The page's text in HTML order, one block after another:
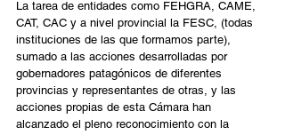
La tarea de entidades como FEHGRA, CAME,
CAT, CAC y a nivel provincial la FESC, (todas
instituciones de las que formamos parte),
sumado a las acciones desarrolladas por
gobernadores patagónicos de diferentes
provincias y representantes de otras, y las
acciones propias de esta Cámara han
alcanzado el pleno reconocimiento con la